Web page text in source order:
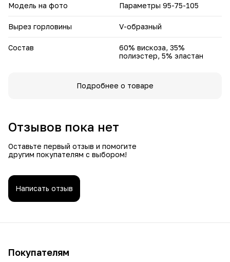
Модель на фото Параметры 95-75-105
Вырез горловины V-образный
Состав
60% вискоза, 35%
полиэстер, 5% эластан
Подробнее о товаре
Отзывов пока нет
Оставьте первый отзыв и помогите
другим покупателям с выбором!
Написать отзыв
Покупателям